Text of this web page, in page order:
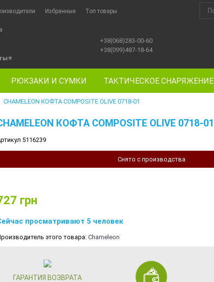
Избранные Топ товары
⭐
+38(068)283-00-60
+38(099)487-18-64
РЮКЗАКИ И СУМКИ ТАКТИЧЕСКОЕ СНАРЯЖЕНИЕ
CHAMELEON КОФТА COMPOSITE OLIVE 0718-01
КОФТА COMPOSITE OLIVE 0718-01
5116239
Снято с производства
грн
просматривают 5 человек
этого товара:Chameleon
ГАРАНТИЯ ВОЗВРАТА